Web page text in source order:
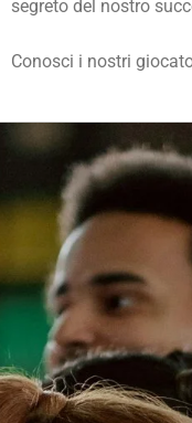
segreto del nostro
Conosci i nostri